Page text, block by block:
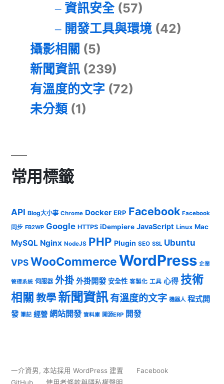
資訊安全(57)
開發工具與環境(42)
攝影相關 (5)
新聞資訊 (239)
有溫度的文字 (72)
未分類 (1)
常用標籤
API Blog大小事 Chrome Docker ERP Facebook Facebook
同步 FB2WP Google HTTPS iDempiere JavaScript Linux Mac
MySQL Nginx NodeJS PHP Plugin SEO SSL Ubuntu
VPSWooCommerceWordPress 企業
管理系統 伺服器 外掛 外掛開發 安全性 客製化 工具 心得 技術
相關 教學 新聞資訊有溫度的文字 機器人 程式開
發 筆記 經營 網站開發 資料庫 開源ERP 開發
一介資男, 本站採用 WordPress 建置
Facebook
GitHub
使用者條款與隱私權聲明